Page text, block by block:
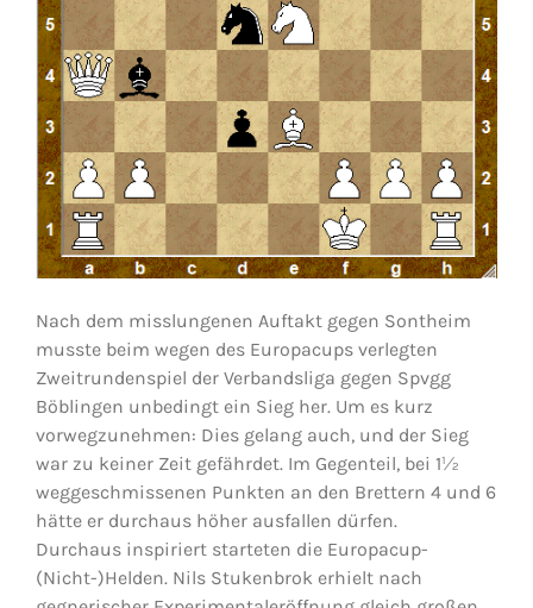
Nach dem misslungenen Auftakt gegen Sontheim
musste beim wegen des Europacups verlegten
Zweitrundenspiel der Verbandsliga gegen Spvgg
Böblingen unbedingt ein Sieg her. Um es kurz
vorwegzunehmen: Dies gelang auch, und der Sieg
war zu keiner Zeit gefährdet. Im Gegenteil, bei 1½
weggeschmissenen Punkten an den Brettern 4 und 6
hätte er durchaus höher ausfallen dürfen.
Durchaus inspiriert starteten die Europacup-
(Nicht-)Helden. Nils Stukenbrok erhielt nach